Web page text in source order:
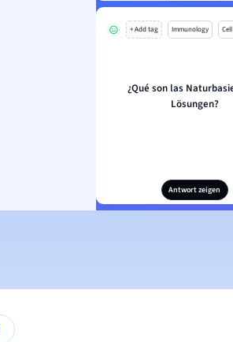
+ Add tag Immunology
¿Qué son las
Lösungen?
Antwort zeigen